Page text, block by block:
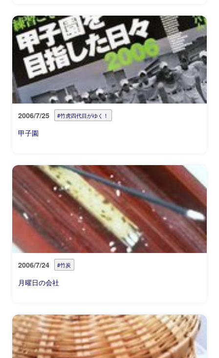
2006/7/25 #竹虎四代目がゆく！
甲子園
2006/7/24 #竹炭
月曜日の会社